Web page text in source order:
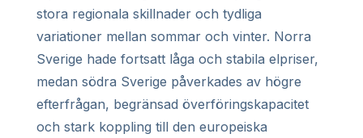
stora regionala skillnader och tydliga
variationer mellan sommar och vinter. Norra
Sverige hade fortsatt låga och stabila elpriser,
medan södra Sverige påverkades av högre
efterfrågan, begränsad överföringskapacitet
och stark koppling till den europeiska